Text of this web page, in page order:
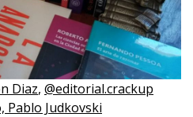
Diaz, @editorial.crackup
Pablo Judkovski